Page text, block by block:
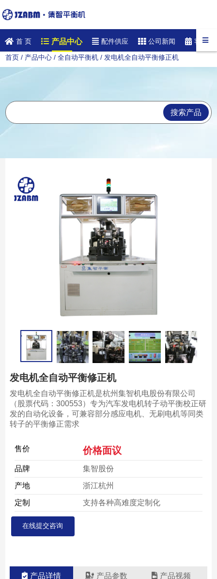
首 页 产品中心 配件供应 公司新闻 客户案
首页 / 产品中心 /全自动平衡机 / 发电机全自动平衡修正机
搜索产品
发电机全自动平衡修正机
发电机全自动平衡修正机是杭州集智机电股份有限公司
（股票代码：300553）专为汽车发电机转子动平衡校正研
发的自动化设备，可兼容部分感应电机、无刷电机等同类
转子的平衡修正需求
售价 价格面议
品牌 集智股份
产地 浙江杭州
定制 支持各种高难度定制化
在线提交咨询
产品详情 产品参数 产品视频